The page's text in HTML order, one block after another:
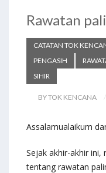
o
k
n
Rawatan
CATATAN TOK
PENGASIH
SIHIR
BY TOK KENCANA
Assalamualaikum
Sejak akhir-akhir ini,
tentang rawatan